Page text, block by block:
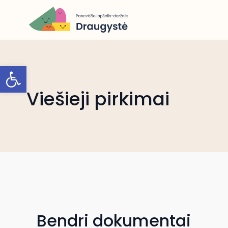
Open toolbar
Viešieji pirkimai
Bendri dokumentai